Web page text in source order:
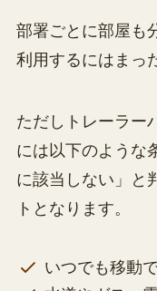
部署ごとに部屋も
利用するにはまっ
ただしトレーラー
には以下のような
に該当しない」と
トとなります。
いつでも移動